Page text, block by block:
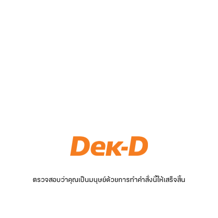
ตรวจสอบว่าคุณเป็นมนุษย์ด้วยการทำคำสั่งนี้ให้เสร็จสิ้น